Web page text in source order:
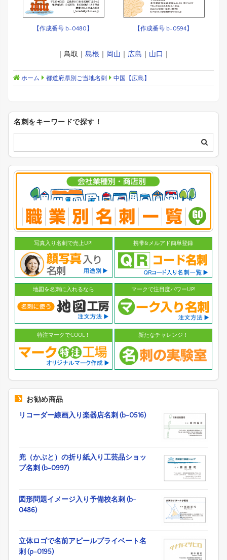
【作成番号 b-0480】 【作成番号 b-0594】
｜鳥取｜ 島根 岡山 広島 山口
ホーム 都道府県別ご当地名刺 中国【広島】
名刺をキーワードで探す！
写真入り名刺で売上UP! 携帯&メルアド簡単登録
地図を名刺に入れるなら マークで注目度パワーUP!
特注マークでCOOL！ 新たなチャレンジ！
お勧め商品
リコーダー線画入り楽器店名刺 (b-0516)
兜（かぶと）の折り紙入り工芸品ショッ
プ名刺 (b-0997)
図形問題イメージ入り予備校名刺 (b-
0486)
立体ロゴで名前アピールプライベート名
刺 (p-0195)